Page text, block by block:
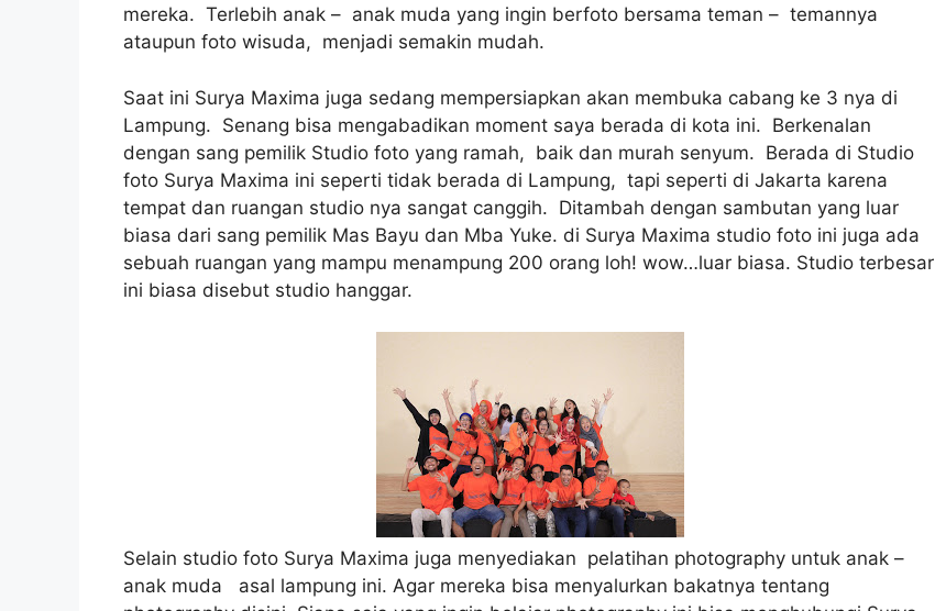
mereka. Terlebih anak – anak muda yang ingin berfoto bersama teman – temannya
ataupun foto wisuda, menjadi semakin mudah.
Saat ini Surya Maxima juga sedang mempersiapkan akan membuka cabang ke 3 nya di
Lampung. Senang bisa mengabadikan moment saya berada di kota ini. Berkenalan
dengan sang pemilik Studio foto yang ramah, baik dan murah senyum. Berada di Studio
foto Surya Maxima ini seperti tidak berada di Lampung, tapi seperti di Jakarta karena
tempat dan ruangan studio nya sangat canggih. Ditambah dengan sambutan yang luar
biasa dari sang pemilik Mas Bayu dan Mba Yuke. di Surya Maxima studio foto ini juga ada
sebuah ruangan yang mampu menampung 200 orang loh! wow…luar biasa. Studio terbesar
ini biasa disebut studio hanggar.
Selain studio foto Surya Maxima juga menyediakan pelatihan photography untuk anak –
anak muda asal lampung ini. Agar mereka bisa menyalurkan bakatnya tentang